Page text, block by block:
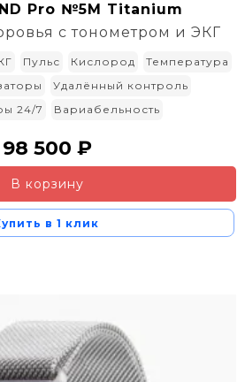
Pro №5M Titanium
с тонометром и ЭКГ
Пульс Кислород
Температура
Удалённый контроль
24/7
Вариабельность
98 500 ₽
В корзину
в 1 клик